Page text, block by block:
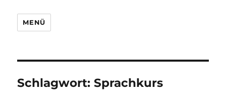
MENÜ
Schlagwort:Sprachkurs